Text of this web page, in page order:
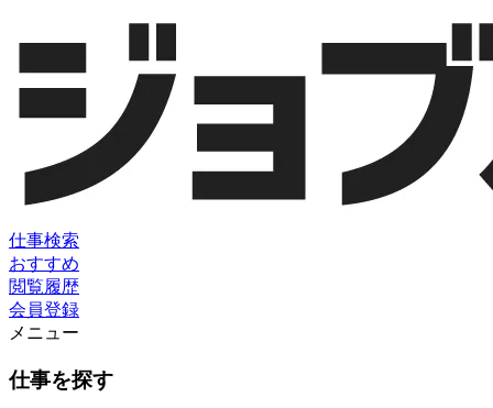
仕事検索
おすすめ
閲覧履歴
会員登録
メニュー
仕事を探す